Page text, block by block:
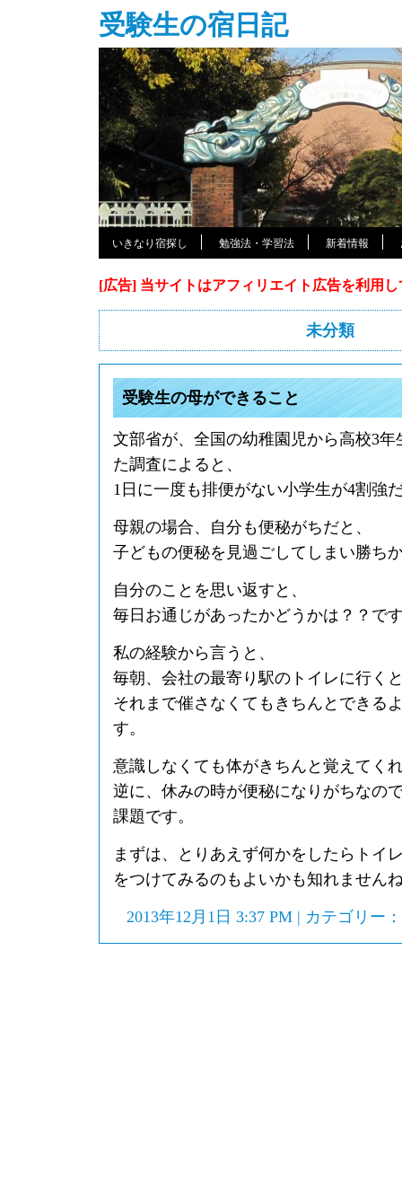
受験生の宿日記
いきなり宿探し 勉強法・学習法 新着情報
[広告] 当サイトはアフィリエイト広告を利用
未分類
受験生の母ができること
文部省が、全国の幼稚園児から高校3
た調査によると、
1日に一度も排便がない小学生が4割強
母親の場合、自分も便秘がちだと、
子どもの便秘を見過ごしてしまい勝ち
自分のことを思い返すと、
毎日お通じがあったかどうかは？？で
私の経験から言うと、
毎朝、会社の最寄り駅のトイレに行く
それまで催さなくてもきちんとできる
す。
意識しなくても体がきちんと覚えてく
逆に、休みの時が便秘になりがちなの
課題です。
まずは、とりあえず何かをしたらトイ
をつけてみるのもよいかも知れません
2013年12月1日 3:37 PM | カテゴリー：